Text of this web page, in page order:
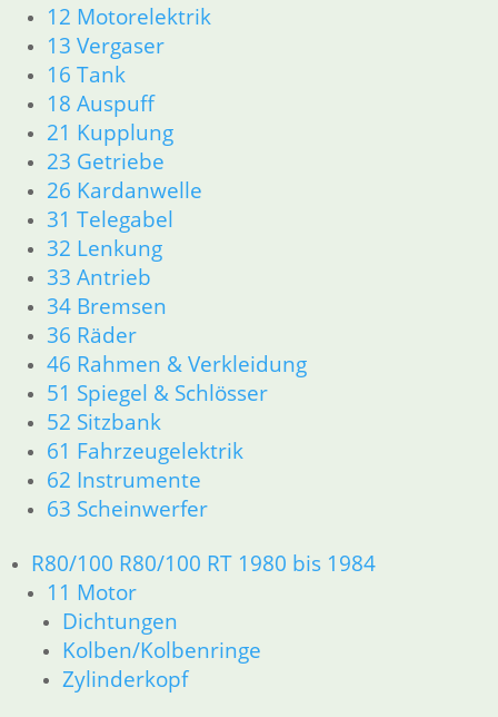
12 Motorelektrik
13 Vergaser
16 Tank
18 Auspuff
21 Kupplung
23 Getriebe
26 Kardanwelle
31 Telegabel
32 Lenkung
33 Antrieb
34 Bremsen
36 Räder
46 Rahmen & Verkleidung
51 Spiegel & Schlösser
52 Sitzbank
61 Fahrzeugelektrik
62 Instrumente
63 Scheinwerfer
R80/100 R80/100 RT 1980 bis 1984
11 Motor
Dichtungen
Kolben/Kolbenringe
Zylinderkopf
K-Modell
11 Motor
Dichtungen
32 Lenkung
33 Antrieb
34 Bremsen
46 Rahmen Verkleidung
61 Fahrzeugelektrik
R25 /3
11 Motor R25/3
Dichtungen
Zylinderkopf
12 Motorelektrik
13 Vergaser
16 Tank
18 Auspuff
21 Kupplung
23 Getriebe
31 Telegabel
32 Lenkung
34 Bremsen
36 Räder
46 Rahmen Verkleidung R25/3
51 Spiegel & Schlösser
61 Fahrzeugelektrik
62 Instrumente